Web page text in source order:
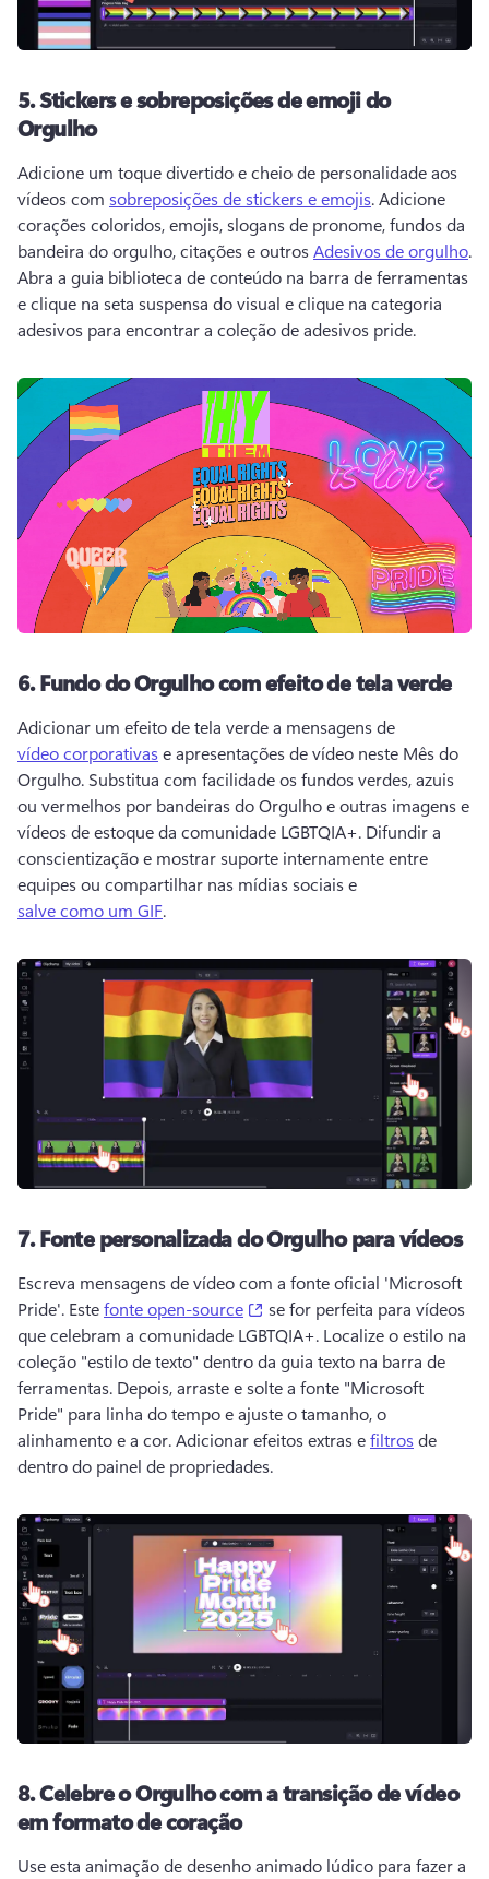
5.Stickers e sobreposições de emoji do
Orgulho
Adicione um toque divertido e cheio de personalidade aos
vídeos com sobreposições de stickers e emojis. Adicione
corações coloridos, emojis, slogans de pronome, fundos da
bandeira do orgulho, citações e outros Adesivos de orgulho
Abra a guia biblioteca de conteúdo na barra de ferramentas
e clique na seta suspensa do visual e clique na categoria
adesivos para encontrar a coleção de adesivos pride.
6.Fundo do Orgulho com efeito de tela verde
Adicionar um efeito de tela verde a mensagens de
vídeo corporativas e apresentações de vídeo neste Mês do
Orgulho. Substitua com facilidade os fundos verdes, azuis
ou vermelhos por bandeiras do Orgulho e outras imagens e
vídeos de estoque da comunidade LGBTQIA+. Difundir a
conscientização e mostrar suporte internamente entre
equipes ou compartilhar nas mídias sociais e
salve como um GIF.
7.Fonte personalizada do Orgulho para vídeos
Escreva mensagens de vídeo com a fonte oficial 'Microsoft
Pride'. Este fonte open-source (opens in a new tab)
se for perfeita para vídeos
que celebram a comunidade LGBTQIA+. Localize o estilo na
coleção "estilo de texto" dentro da guia texto na barra de
ferramentas. Depois, arraste e solte a fonte "Microsoft
Pride" para linha do tempo e ajuste o tamanho, o
alinhamento e a cor. Adicionar efeitos extras e filtros de
dentro do painel de propriedades.
8.Celebre o Orgulho com a transição de vídeo
em formato de coração
Use esta animação de desenho animado lúdico para fazer a